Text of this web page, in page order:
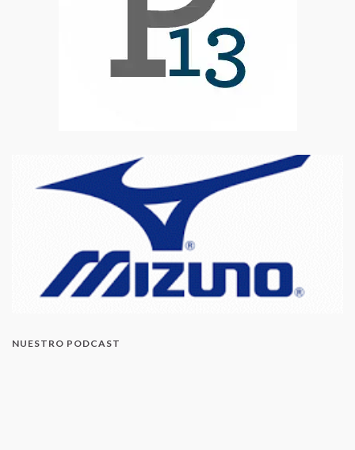
NUESTRO PODCAST